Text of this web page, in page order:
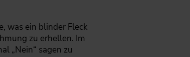
was ein blinder Fleck
zu erhellen. Im
„Nein“ sagen zu